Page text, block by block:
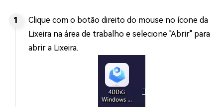
Clique com o botão direito do mouse no ícone da
Lixeira na área de trabalho e selecione "Abrir" para
abrir a Lixeira.